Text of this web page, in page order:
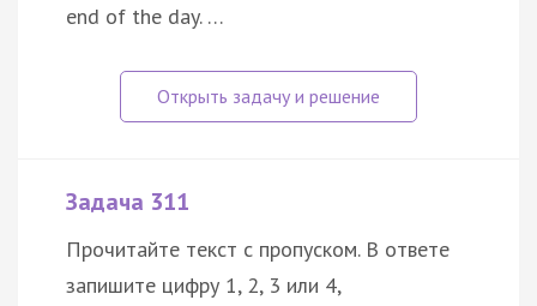
end of the day. …
Задача 311
Прочитайте текст с пропуском. В ответе
запишите цифру 1, 2, 3 или 4,